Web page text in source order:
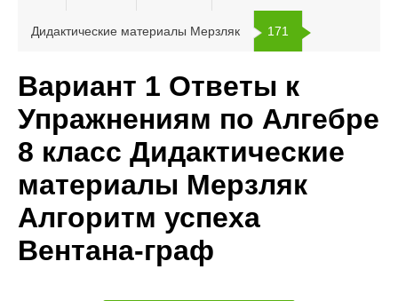
Дидактические материалы Мерзляк 171
Вариант 1 Ответы к
Упражнениям по Алгебре
8 класс Дидактические
материалы Мерзляк
Алгоритм успеха
Вентана-граф